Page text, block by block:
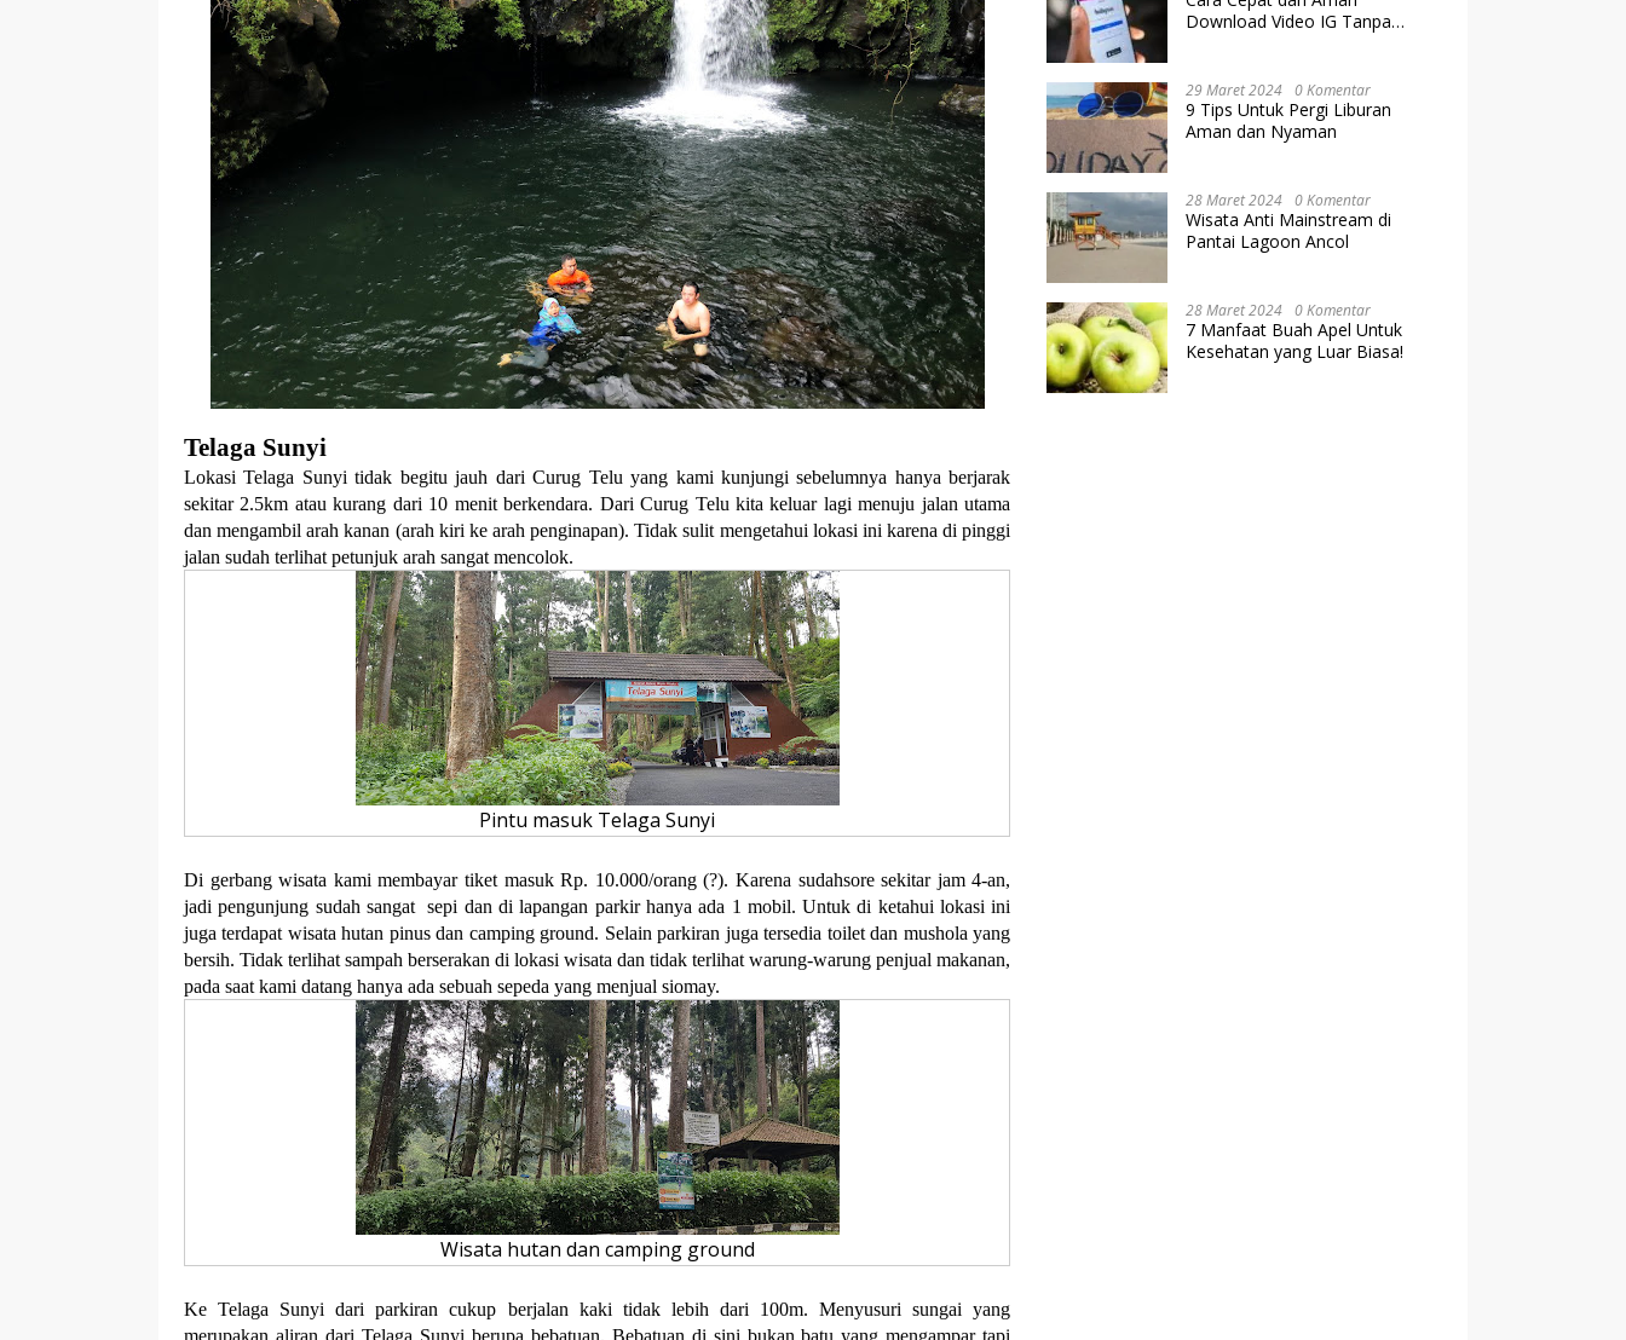
Telaga Sunyi
Lokasi Telaga Sunyi tidak begitu jauh dari Curug Telu yang kami kunjungi sebelumnya hanya berjarak
sekitar 2.5km atau kurang dari 10 menit berkendara. Dari Curug Telu kita keluar lagi menuju jalan utama
dan mengambil arah kanan (arah kiri ke arah penginapan). Tidak sulit mengetahui lokasi ini karena di pinggi
jalan sudah terlihat petunjuk arah sangat mencolok.
Pintu masuk Telaga Sunyi
Di gerbang wisata kami membayar tiket masuk Rp. 10.000/orang (?). Karena sudahsore sekitar jam 4-an,
jadi pengunjung sudah sangat
sepi dan di lapangan parkir hanya ada 1 mobil. Untuk di ketahui lokasi ini
juga terdapat wisata hutan pinus dan camping ground. Selain parkiran juga tersedia toilet dan mushola yang
bersih. Tidak terlihat sampah berserakan di lokasi wisata dan tidak terlihat warung-warung penjual makanan,
pada saat kami datang hanya ada sebuah sepeda yang menjual siomay.
Wisata hutan dan camping ground
Ke Telaga Sunyi dari parkiran cukup berjalan kaki tidak lebih dari 100m. Menyusuri sungai yang
merupakan aliran dari Telaga Sunyi berupa bebatuan. Bebatuan di sini bukan batu yang mengampar tapi
Download Video IG Tanpa
29 Maret 2024 0 Komentar
9 Tips Untuk Pergi Liburan
Aman dan Nyaman
28 Maret 2024 0 Komentar
Wisata Anti Mainstream di
Pantai Lagoon Ancol
28 Maret 2024 0 Komentar
7 Manfaat Buah Apel Untuk
Kesehatan yang Luar Biasa!